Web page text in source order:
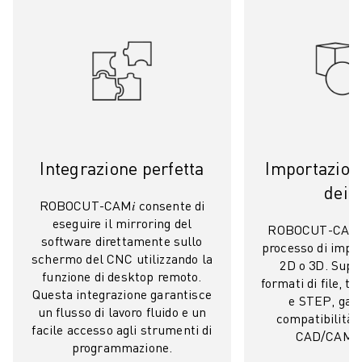
FOOD & BEVERAGE
MAGAZZINAGGIO, LOGISTICA, SPEDIZIONI E PACCHI
TUTTE LE APPLICAZIONI
MACCHINE A 5 ASSI
SALDATURA AD ARCO
ASSEMBLAGGIO
RETTIFICA CNC
FRESATURA CNC
TORNITURA CNC
FORATURA E MASCHIATURA AD ALTA VELOCITÀ
Integrazione perfetta
ROBOCUT-CAM𝑖 consente di
eseguire il mirroring del
software direttamente sullo
schermo del CNC utilizzando la
funzione di desktop remoto.
Questa integrazione garantisce
un flusso di lavoro fluido e un
facile accesso agli strumenti di
programmazione.
dei
ROBOCUT-
processo di
2D o 3D.
formati di file, tra
e STEP,
compatibilità
CAD/CAM